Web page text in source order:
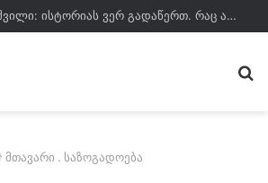
გურამ ნიკოლაშვილი: ისტორიას ვერ გადაწერთ. რაც არ უნდა იხმაუროს დამარცხებულმა პარტიამ, მისი დანაშაულები ვერ გადაიფარება
მთავარი . საზოგადოება